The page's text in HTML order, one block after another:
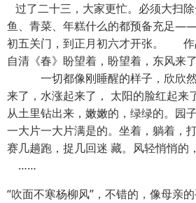
过了二十三，大家更忙。必须大扫除
鱼、青菜、年糕什么的都预备充足
初五关门，到正月初六才开张。
自清《春》盼望着，盼望着，东风来
一切都像刚睡醒的样子，欣欣然
来了，水涨起来了， 太阳的脸红
从土里钻出来，嫩嫩的，绿绿的。园
一大片一大片满是的。坐着，躺着，
赛几趟跑，捉几回迷 藏。风轻悄悄
……
“吹面不寒杨柳风”，不错的，像母亲